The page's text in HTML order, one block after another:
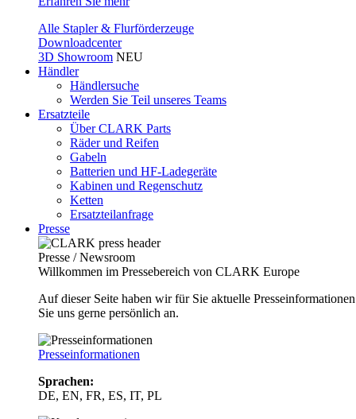
Alle Stapler & Flurförderzeuge
Downloadcenter
3D Showroom NEU
Händler
Händlersuche
Werden Sie Teil unseres Teams
Ersatzteile
Über CLARK Parts
Räder und Reifen
Gabeln
Batterien und HF-Ladegeräte
Kabinen und Regenschutz
Ketten
Ersatzteilanfrage
Presse
Presse / Newsroom
Willkommen im Pressebereich von CLARK Europe
Auf dieser Seite haben wir für Sie aktuelle
Sie uns gerne persönlich an.
Presseinformationen
Sprachen:
DE, EN, FR, ES, IT, PL